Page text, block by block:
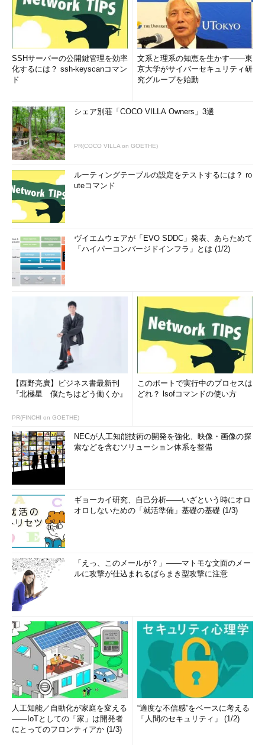
SSHサーバーの公開鍵管理を効率
化するには？ ssh-keyscanコマン
ド
文系と理系の知恵を生かす――東
京大学がサイバーセキュリティ研
究グループを始動
シェア別荘「COCO VILLA Owners」3選
PR(COCO VILLA on GOETHE)
ルーティングテーブルの設定をテストするには？ ro
uteコマンド
ヴイエムウェアが「EVO SDDC」発表、あらためて
「ハイパーコンバージドインフラ」とは (1/2)
【西野亮廣】ビジネス書最新刊
『北極星 僕たちはどう働くか』
PR(FINCHI on GOETHE)
このポートで実行中のプロセスは
どれ？ lsofコマンドの使い方
NECが人工知能技術の開発を強化、映像・画像の探
索などを含むソリューション体系を整備
ギョーカイ研究、自己分析――いざという時にオロ
オロしないための「就活準備」基礎の基礎 (1/3)
「えっ、このメールが？」――マトモな文面のメー
ルに攻撃が仕込まれるばらまき型攻撃に注意
人工知能／自動化が家庭を変える
――IoTとしての「家」は開発者
にとってのフロンティアか (1/3)
“適度な不信感”をベースに考える
「人間のセキュリティ」 (1/2)